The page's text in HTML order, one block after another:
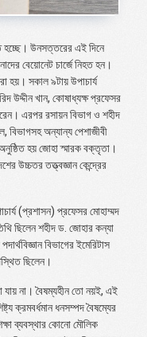
হচ্ছে। উনসত্তরের এই দিনে
বেয়োনেট চার্জে নিহত হন।
হয়। সকাল ৯টায় উপাচার্য
উদ্দীন খান, কোষাধ্যক্ষ প্রফেসর
এরপর রসায়ন বিভাগ ও শহীদ
বিভাগসহ অন্যান্য পেশাজীবী
হয় জোহা স্মারক বক্তৃতা।
উচ্চতর তত্ত্বজ্ঞান কেন্দ্রের
(প্রশাসন) প্রফেসর মোহাম্মদ
ছিলেন শহীদ ড. জোহার কন্যা
বিভাগের ইমেরিটাস
ছিলেন।
যায় না। বৈষম্যহীন তো নয়ই, এই
ক্রমবর্ধমান ধনসম্পদ বৈষম্যের
ব্যবস্থার কোনো মৌলিক